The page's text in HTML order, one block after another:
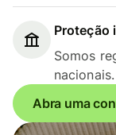
Proteção
Somos
nacionais.
Abra uma